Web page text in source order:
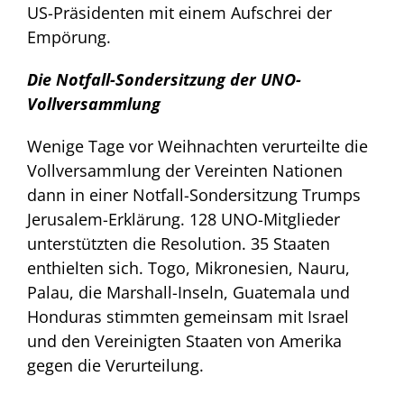
US-Präsidenten mit einem Aufschrei der
Empörung.
Die Notfall-Sondersitzung der UNO-
Vollversammlung
Wenige Tage vor Weihnachten verurteilte die
Vollversammlung der Vereinten Nationen
dann in einer Notfall-Sondersitzung Trumps
Jerusalem-Erklärung. 128 UNO-Mitglieder
unterstützten die Resolution. 35 Staaten
enthielten sich. Togo, Mikronesien, Nauru,
Palau, die Marshall-Inseln, Guatemala und
Honduras stimmten gemeinsam mit Israel
und den Vereinigten Staaten von Amerika
gegen die Verurteilung.